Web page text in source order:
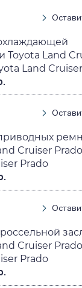
Toyota Land
Land
Cruiser
Prado
Cruiser
Prado